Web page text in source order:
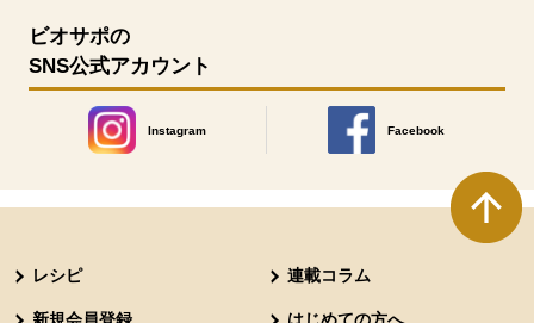
ビオサポの
SNS公式アカウント
Instagram
別のウィンドウで開きます。
Facebook
別のウィンドウで開きます
レシピ 連載コラム